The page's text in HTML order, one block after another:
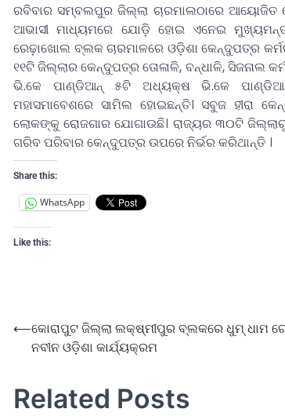
ରବିବାର ସମ୍ବଲପୁର ଜିଲ୍ଲା ଚାରମାଲଠାରେ ଆୟୋଜିତ
ଆଭାସୀ ମାଧ୍ୟମରେ ଯୋଡ଼ି ହୋଇ ଏନେଇ
ରେଢ଼ାଖୋଲ ବ୍ଲକ ଚାରମାଳରେ ଓଡ଼ିଶା କେନ୍ଦୁପତ୍ର
୧୧ଟି ଜିଲ୍ଲାର କେନ୍ଦୁପତ୍ର ତୋଳାଳି, ବନ୍ଧାଳି, ସିଜନାଲ
ଭି.କେ ପାଣ୍ଡିଆନ୍ ୫ଟି ଅଧ୍ୟକ୍ଷ ଭି.କେ
ମହାସମାବେଶରେ ସାମିଲ ହୋଇଛନ୍ତି। ସବୁଜ ହୀରା
ଲୋକଙ୍କୁ ରୋଜଗାର ଯୋଗାଉଛି। ରାଜ୍ୟର ୩୦ଟି
ଗରିବ ପରିବାର କେନ୍ଦୁପତ୍ର ଉପରେ ନିର୍ଭର କରିଥାନ୍ତି ।
Share this:
WhatsApp
Like this:
⟵କୋରାପୁଟ ଜିଲ୍ଲା ଲକ୍ଷ୍ମୀପୁର ବ୍ଲକରେ ଧୁମ୍ ଧାମ
ନବୀନ ଓଡ଼ିଶା କାର୍ଯ୍ୟକ୍ରମ
Related Posts